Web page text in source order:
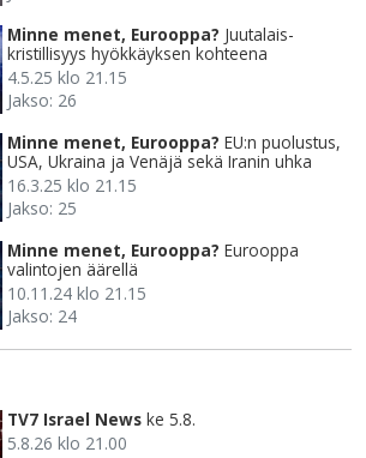
Minne menet, Eurooppa? Juutalais-
kristillisyys hyökkäyksen kohteena
4.5.25 klo 21.15
Jakso: 26
Minne menet, Eurooppa? EU:n puolustus,
USA, Ukraina ja Venäjä sekä Iranin uhka
16.3.25 klo 21.15
Jakso: 25
Minne menet, Eurooppa? Eurooppa
valintojen äärellä
10.11.24 klo 21.15
Jakso: 24
TV7 Israel News ke 5.8.
5.8.26 klo 21.00